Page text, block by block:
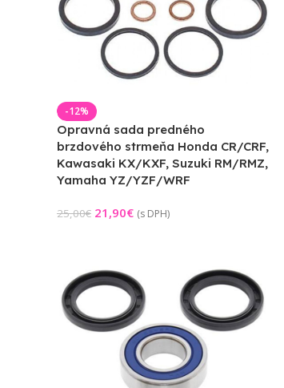
-12%
Opravná sada predného
brzdového strmeňa Honda CR/CRF,
Kawasaki KX/KXF, Suzuki RM/RMZ,
Yamaha YZ/YZF/WRF
25,00€ 21,90€ (s DPH)